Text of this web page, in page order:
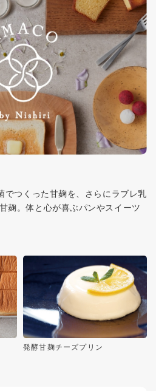
でつくった甘麹を、さらにラブレ乳
麹。体と心が喜ぶパンやスイーツ
発酵甘麹チーズプリン